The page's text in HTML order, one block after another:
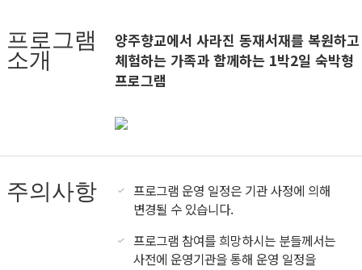
프로그램
소개
양주향교에서 사라진 동재서재를 복원하고
체험하는 가족과 함께하는 1박2일 숙박형
프로그램
주의사항
프로그램 운영 일정은 기관 사정에 의해
변경될 수 있습니다.
프로그램 참여를 희망하시는 분들께서는
사전에 운영기관을 통해 운영 일정을